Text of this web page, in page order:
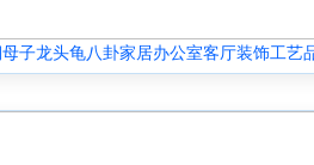
子龙头龟八卦家居办公室客厅装饰工艺